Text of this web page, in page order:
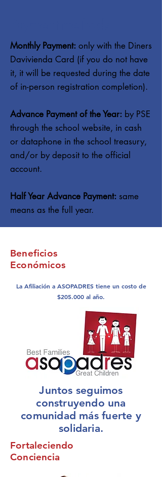
Monthly Payment: only with the Diners
Davivienda Card (if you do not have
it, it will be requested during the date
of in-person registration completion).
Advance Payment of the Year: by PSE
through the school website, in cash
or dataphone in the school treasury,
and/or by deposit to the official
account.
Half Year Advance Payment: same
means as the full year.
Beneficios
Económicos
La Afiliación a ASOPADRES tiene un costo de
$205.000 al año.​
Juntos seguimos
construyendo una
comunidad más fuerte y
solidaria.
Fortaleciendo
Conciencia